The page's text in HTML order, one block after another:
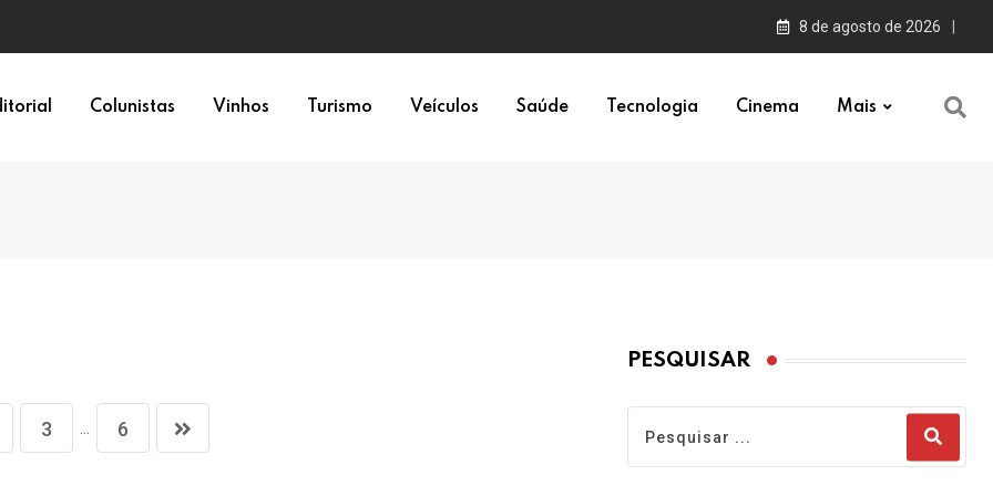
política 8 de agosto de 2026
Colunistas Vinhos Turismo Veículos Saúde Tecnologia Cinema Mais
3 ... 6
PESQUISAR